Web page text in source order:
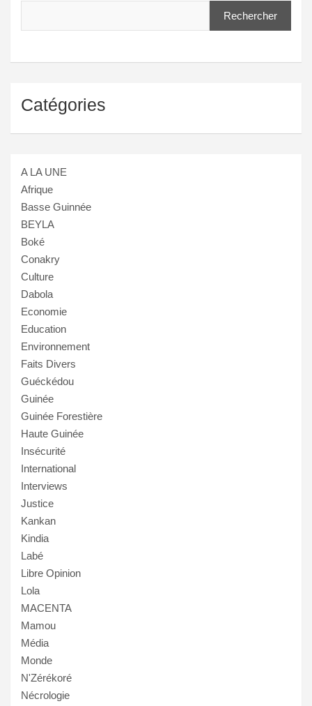
Rechercher
Catégories
A LA UNE
Afrique
Basse Guinnée
BEYLA
Boké
Conakry
Culture
Dabola
Economie
Education
Environnement
Faits Divers
Guéckédou
Guinée
Guinée Forestière
Haute Guinée
Insécurité
International
Interviews
Justice
Kankan
Kindia
Labé
Libre Opinion
Lola
MACENTA
Mamou
Média
Monde
N'Zérékoré
Nécrologie